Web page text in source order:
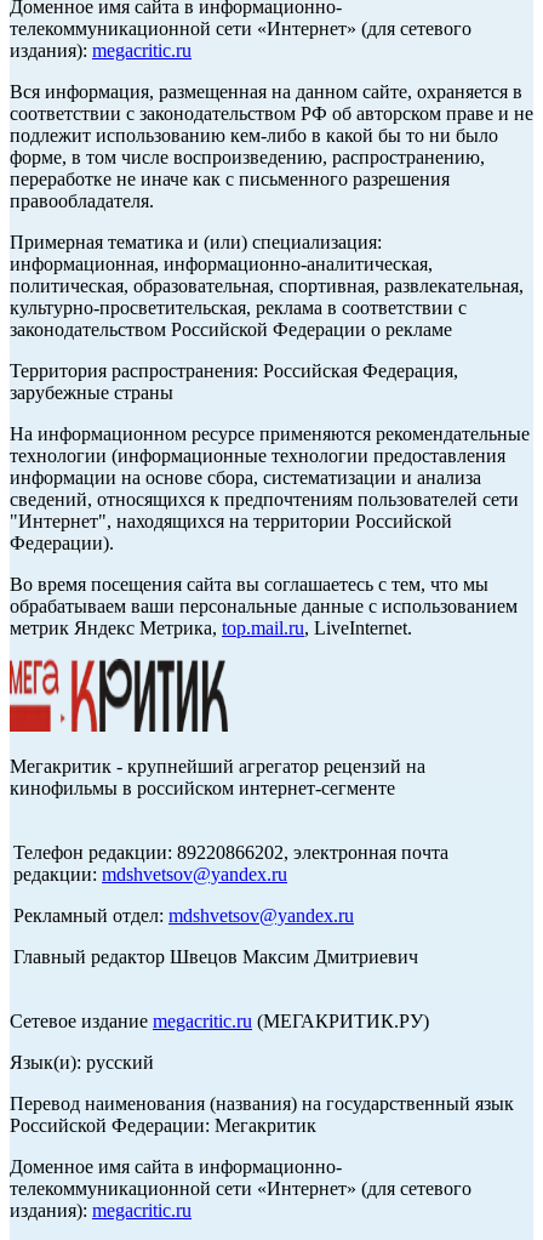
Доменное имя сайта в информационно-
телекоммуникационной сети «Интернет» (для сетевого
издания): megacritic.ru
Вся информация, размещенная на данном сайте, охраняется в
соответствии с законодательством РФ об авторском праве и не
подлежит использованию кем-либо в какой бы то ни было
форме, в том числе воспроизведению, распространению,
переработке не иначе как с письменного разрешения
правообладателя.
Примерная тематика и (или) специализация:
информационная, информационно-аналитическая,
политическая, образовательная, спортивная, развлекательная,
культурно-просветительская, реклама в соответствии с
законодательством Российской Федерации о рекламе
Территория распространения: Российская Федерация,
зарубежные страны
На информационном ресурсе применяются рекомендательные
технологии (информационные технологии предоставления
информации на основе сбора, систематизации и анализа
сведений, относящихся к предпочтениям пользователей сети
"Интернет", находящихся на территории Российской
Федерации).
Во время посещения сайта вы соглашаетесь с тем, что мы
обрабатываем ваши персональные данные с использованием
метрик Яндекс Метрика, top.mail.ru, LiveInternet.
Мегакритик - крупнейший агрегатор рецензий на
кинофильмы в российском интернет-сегменте
Телефон редакции: 89220866202, электронная почта
редакции: mdshvetsov@yandex.ru
Рекламный отдел: mdshvetsov@yandex.ru
Главный редактор Швецов Максим Дмитриевич
Сетевое издание megacritic.ru (МЕГАКРИТИК.РУ)
Язык(и): русский
Перевод наименования (названия) на государственный язык
Российской Федерации: Мегакритик
Доменное имя сайта в информационно-
телекоммуникационной сети «Интернет» (для сетевого
издания): megacritic.ru